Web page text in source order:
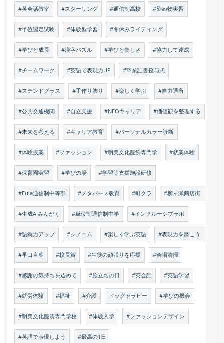
#英会話教室 #スクーリング #通信制高校 #染め物実習
#単位認定試験 #体験型学習 #冬休みライティング
#学びと成長 #漢字パズル #学びと楽しさ #協力して達成
#チームワーク #英語で表現力UP #卒業証書授与式
#ステンドグラス #手作り飾り #楽しく学ぶ #自力通所
#公共交通機関 #自立支援 #NEOキャリア #価値観を整理する
#未来を考える #キャリア教育 #パーソナルカラー診断
#体験授業 #ファッション #明美文化服飾専門学 #就業体験
#保育園実習 #学びの場 #学習等支援施設研修
#Eula通信制中等部 #メタバース教育 #町クラ #柳ヶ瀬商店街
#生成AIみんがく #単位制通信制中学 #インクルーシブラボ
#語彙力アップ #シノニム #楽しく学ぶ英語 #表現力を磨こう
#早口言葉 #校長賞 #生徒の頑張りを応援 #会場清掃
#感謝の気持ちを込めて #旅立ちの日 #英会話 #英語学習
#就労体験 #福祉 #介護 ドッグセラピー #学びの機会
#明美文化服装専門学校 #体験入学 #ファッションデザイン
#英語で表現しよう #最高の1日